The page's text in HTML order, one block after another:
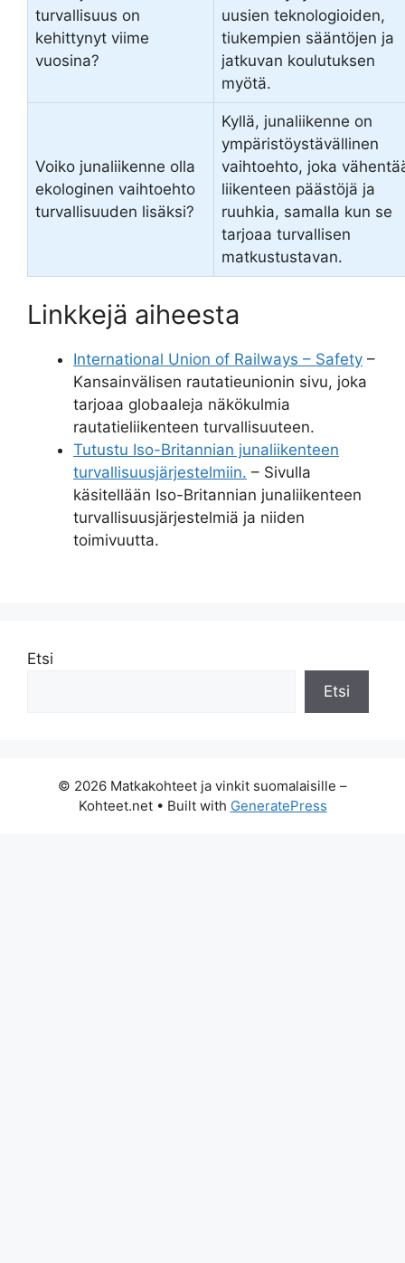
turvallisuus on
kehittynyt viime
vuosina?
uusien teknologioiden,
tiukempien sääntöjen ja
jatkuvan koulutuksen
myötä.
Voiko junaliikenne olla
ekologinen vaihtoehto
turvallisuuden lisäksi?
Kyllä, junaliikenne on
ympäristöystävällinen
vaihtoehto, joka
liikenteen päästöjä ja
ruuhkia, samalla kun se
tarjoaa turvallisen
matkustustavan.
Linkkejä aiheesta
International Union of Railways – Safety –
Kansainvälisen rautatieunionin sivu, joka
tarjoaa globaaleja näkökulmia
rautatieliikenteen turvallisuuteen.
Tutustu Iso-Britannian junaliikenteen
turvallisuusjärjestelmiin. – Sivulla
käsitellään Iso-Britannian junaliikenteen
turvallisuusjärjestelmiä ja niiden
toimivuutta.
Etsi
Etsi
© 2026 Matkakohteet ja vinkit suomalaisille –
Kohteet.net• Built with GeneratePress